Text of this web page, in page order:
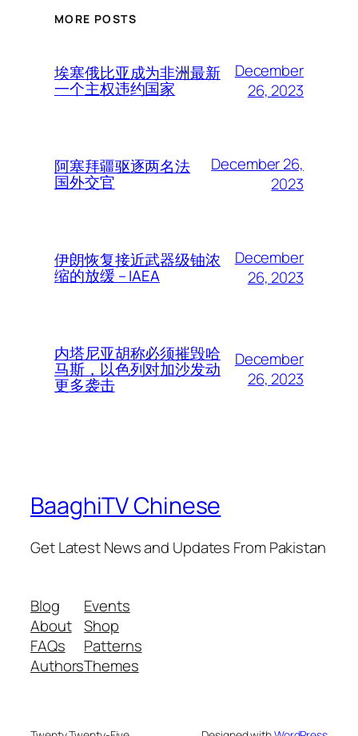
MORE POSTS
埃塞俄比亚成为非洲最新
一个主权违约国家
December
26, 2023
阿塞拜疆驱逐两名法
国外交官
December 26,
2023
伊朗恢复接近武器级铀浓
缩的放缓 – IAEA
December
26, 2023
内塔尼亚胡称必须摧毁哈
马斯，以色列对加沙发动
更多袭击
December
26, 2023
BaaghiTV Chinese
Get Latest News and Updates From Pakistan
Blog
About
FAQs
Authors
Events
Shop
Patterns
Themes